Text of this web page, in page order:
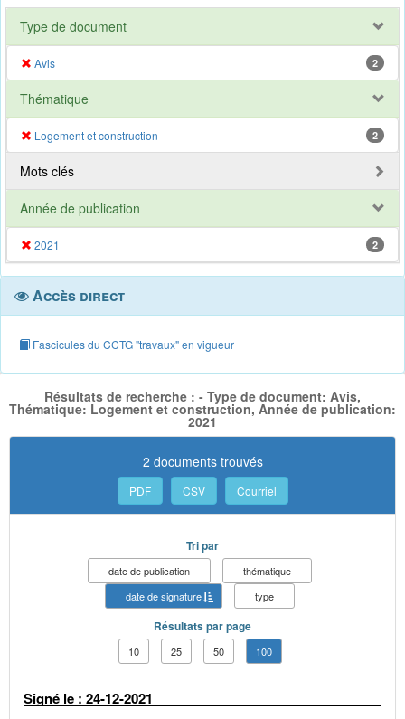
Type de document
Avis 2
Thématique
Logement et construction 2
Mots clés
Année de publication
2021 2
Accès direct
Fascicules du CCTG "travaux" en vigueur
Résultats de recherche : - Type de document: Avis,
Thématique: Logement et construction, Année de publication:
2021
2 documents trouvés
PDF CSV Courriel
Tri par
date de publication
thématique
date de signature
type
Résultats par page
10 25 50 100
Signé le : 24-12-2021